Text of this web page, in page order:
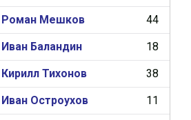
Роман Мешков 44
Иван Баландин 18
Кирилл Тихонов 38
Иван Остроухов 11